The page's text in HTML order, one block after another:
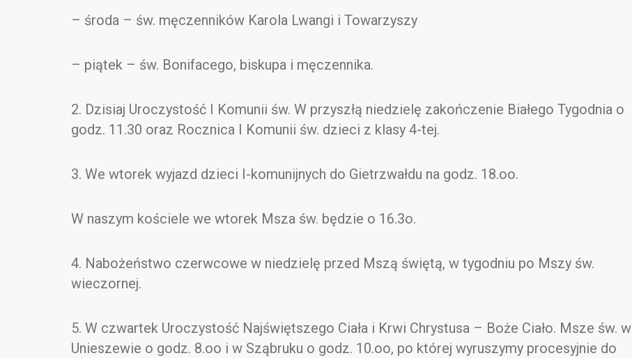
– środa – św. męczenników Karola Lwangi i Towarzyszy
– piątek – św. Bonifacego, biskupa i męczennika.
2. Dzisiaj Uroczystość I Komunii św. W przyszłą niedzielę zakończenie Białego Tygodnia o
godz. 11.30 oraz Rocznica I Komunii św. dzieci z klasy 4-tej.
3. We wtorek wyjazd dzieci I-komunijnych do Gietrzwałdu na godz. 18.oo.
W naszym kościele we wtorek Msza św. będzie o 16.3o.
4. Nabożeństwo czerwcowe w niedzielę przed Mszą świętą, w tygodniu po Mszy św.
wieczornej.
5. W czwartek Uroczystość Najświętszego Ciała i Krwi Chrystusa – Boże Ciało. Msze św. w
Unieszewie o godz. 8.oo i w Sząbruku o godz. 10.oo, po której wyruszymy procesyjnie do